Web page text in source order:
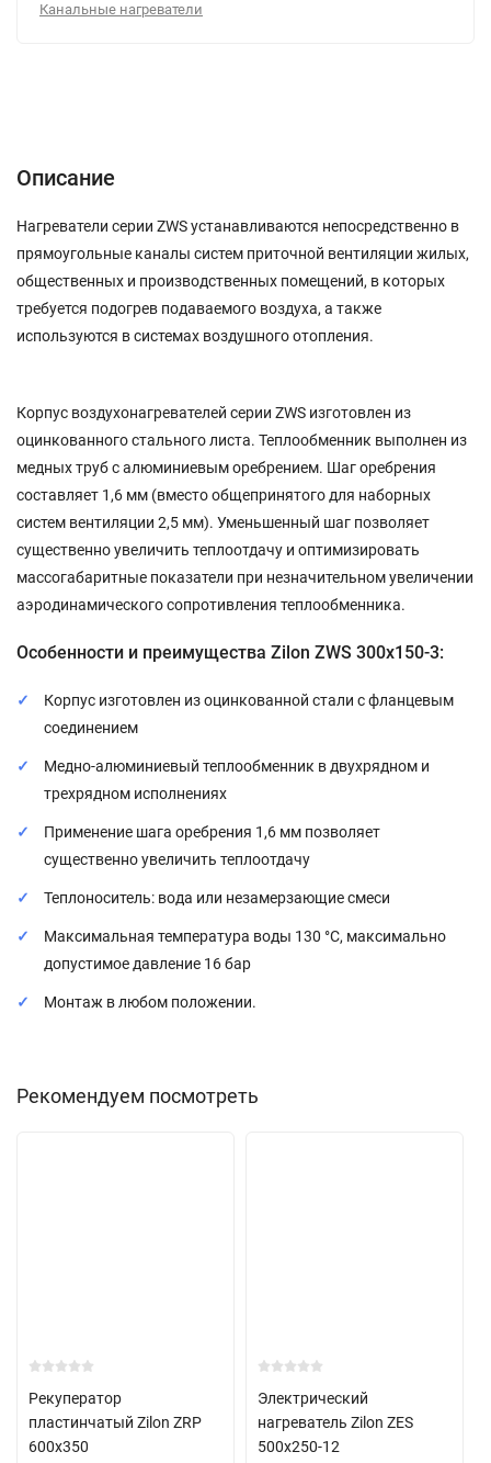
Канальные нагреватели
Описание
Нагреватели серии ZWS устанавливаются непосредственно в
прямоугольные каналы систем приточной вентиляции жилых,
общественных и производственных помещений, в которых
требуется подогрев подаваемого воздуха, а также
используются в системах воздушного отопления.
Корпус воздухонагревателей серии ZWS изготовлен из
оцинкованного стального листа. Теплообменник выполнен из
медных труб с алюминиевым оребрением. Шаг оребрения
составляет 1,6 мм (вместо общепринятого для наборных
систем вентиляции 2,5 мм). Уменьшенный шаг позволяет
существенно увеличить теплоотдачу и оптимизировать
массогабаритные показатели при незначительном увеличении
аэродинамического сопротивления теплообменника.
Особенности и преимущества Zilon ZWS 300x150-3:
Корпус изготовлен из оцинкованной стали c фланцевым
соединением
Медно-алюминиевый теплообменник в двухрядном и
трехрядном исполнениях
Применение шага оребрения 1,6 мм позволяет
существенно увеличить теплоотдачу
Теплоноситель: вода или незамерзающие смеси
Максимальная температура воды 130 °С, максимально
допустимое давление 16 бар
Монтаж в любом положении.
Рекомендуем посмотреть
Рекуператор
пластинчатый Zilon ZRP
600x350
Электрический
нагреватель Zilon ZES
500х250-12